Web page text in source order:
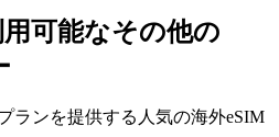
可能なその他の
ランを提供する人気の海外eSIM